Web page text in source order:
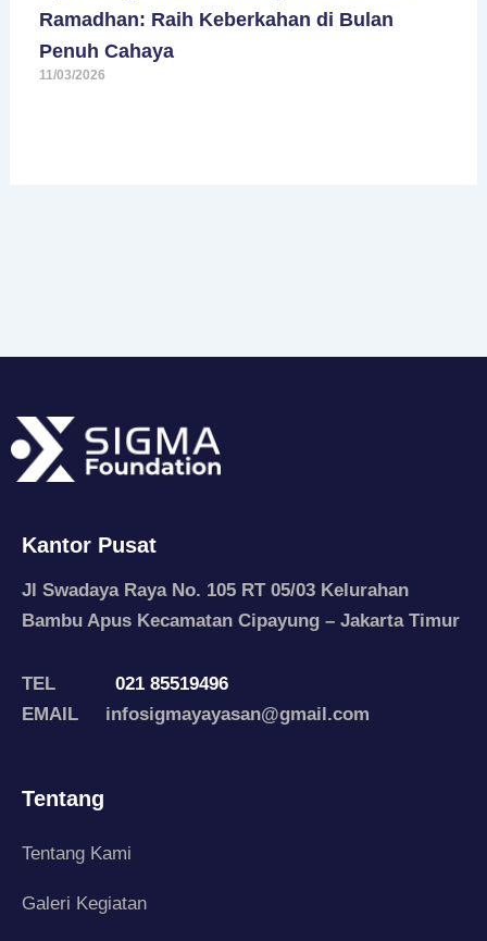
Ramadhan: Raih Keberkahan di Bulan
Penuh Cahaya
11/03/2026
Kantor Pusat
Jl Swadaya Raya No. 105 RT 05/03 Kelurahan
Bambu Apus Kecamatan Cipayung – Jakarta Timur
TEL
021 85519496
EMAIL infosigmayayasan@gmail.com
Tentang
Tentang Kami
Galeri Kegiatan